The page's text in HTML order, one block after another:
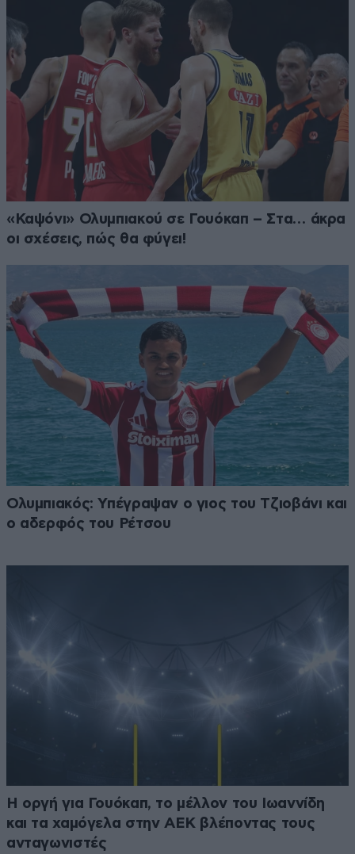
«Καψόνι» Ολυμπιακού σε Γουόκαπ – Στα… άκρα
οι σχέσεις, πώς θα φύγει!
Ολυμπιακός: Υπέγραψαν ο γιος του Τζιοβάνι και
ο αδερφός του Ρέτσου
Η οργή για Γουόκαπ, το μέλλον του Ιωαννίδη
και τα χαμόγελα στην ΑΕΚ βλέποντας τους
ανταγωνιστές